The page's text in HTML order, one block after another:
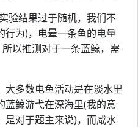
验结果过于随机，我们不
行为)，电晕一条鱼的电量
以推测对于一条蓝鲸，需
大多数电鱼活动是在淡水里
蓝鲸游弋在深海里(我的意
是对于题主来说)，而咸水